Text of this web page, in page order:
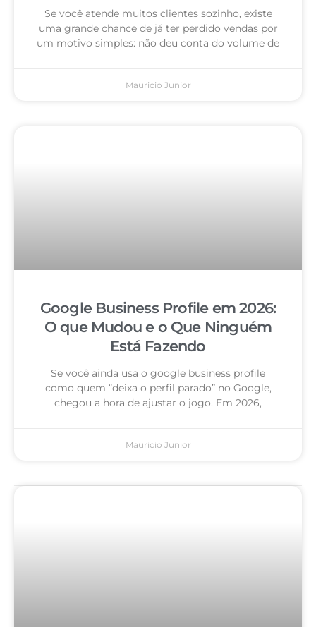
Se você atende muitos clientes sozinho, existe
uma grande chance de já ter perdido vendas por
um motivo simples: não deu conta do volume de
Mauricio Junior
Google Business Profile em 2026:
O que Mudou e o Que Ninguém
Está Fazendo
Se você ainda usa o google business profile
como quem “deixa o perfil parado” no Google,
chegou a hora de ajustar o jogo. Em 2026,
Mauricio Junior